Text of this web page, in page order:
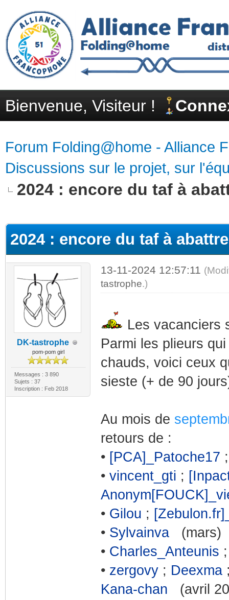
Bienvenue, Visiteur !
Forum Folding@home - Alliance
Discussions sur le projet, sur
2024 : encore du taf à
2024 : encore du taf à
DK-tastrophe
pom-pom girl
Messages : 3 890
Sujets : 37
Inscription : Feb 2018
13-11-2024 12:57:11
tastrophe.)
Les vacanciers
Parmi les plieurs
chauds, voici ceux
sieste (+ de 90
Au mois de
retours de :
• [PCA]_Patoche17
• vincent_gti ;
• Gilou ;
• Sylvainva(mars)
• Charles_Anteunis ;
• zergovy ; Deexma
Kana-chan (avril